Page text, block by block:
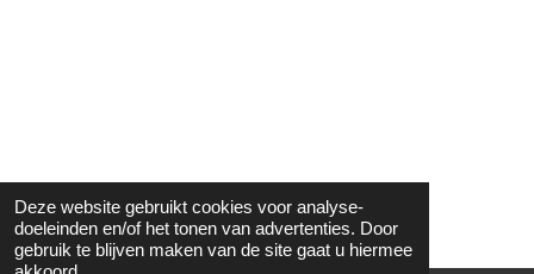
Deze website gebruikt cookies voor analyse-
doeleinden en/of het tonen van advertenties. Door
gebruik te blijven maken van de site gaat u hiermee